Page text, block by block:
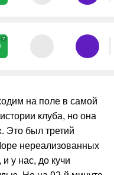
?
на поле в самой
клуба, но она
Это был третий
нереализованных
у нас, до кучи